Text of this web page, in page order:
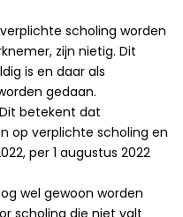
scholing worden
zijn nietig. Dit
is en daar als
gedaan.
betekent dat
op verplichte scholing en
per 1 augustus 2022
wel gewoon worden
scholing die niet valt